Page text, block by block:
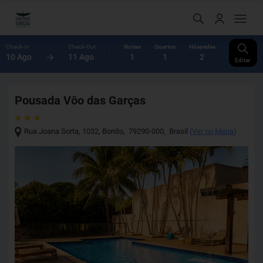
Check-In
10 Ago
Check-Out
11 Ago
Noites
1
Quartos
1
Hóspedes
2 Editar
Pousada Vôo das Garças
Rua Joana Sorta, 1032, Bonito, 79290-000, Brasil (Ver no Mapa)